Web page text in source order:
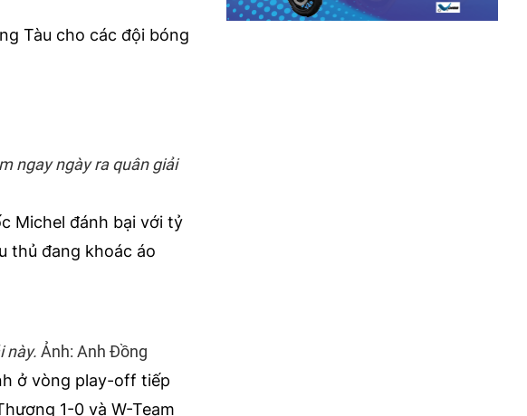
Tàu cho các đội bóng
ngay ngày ra quân giải
Michel đánh bại với tỷ
thủ đang khoác áo
này. Ảnh: Anh Đồng
ở vòng play-off tiếp
1-0 và W-Team